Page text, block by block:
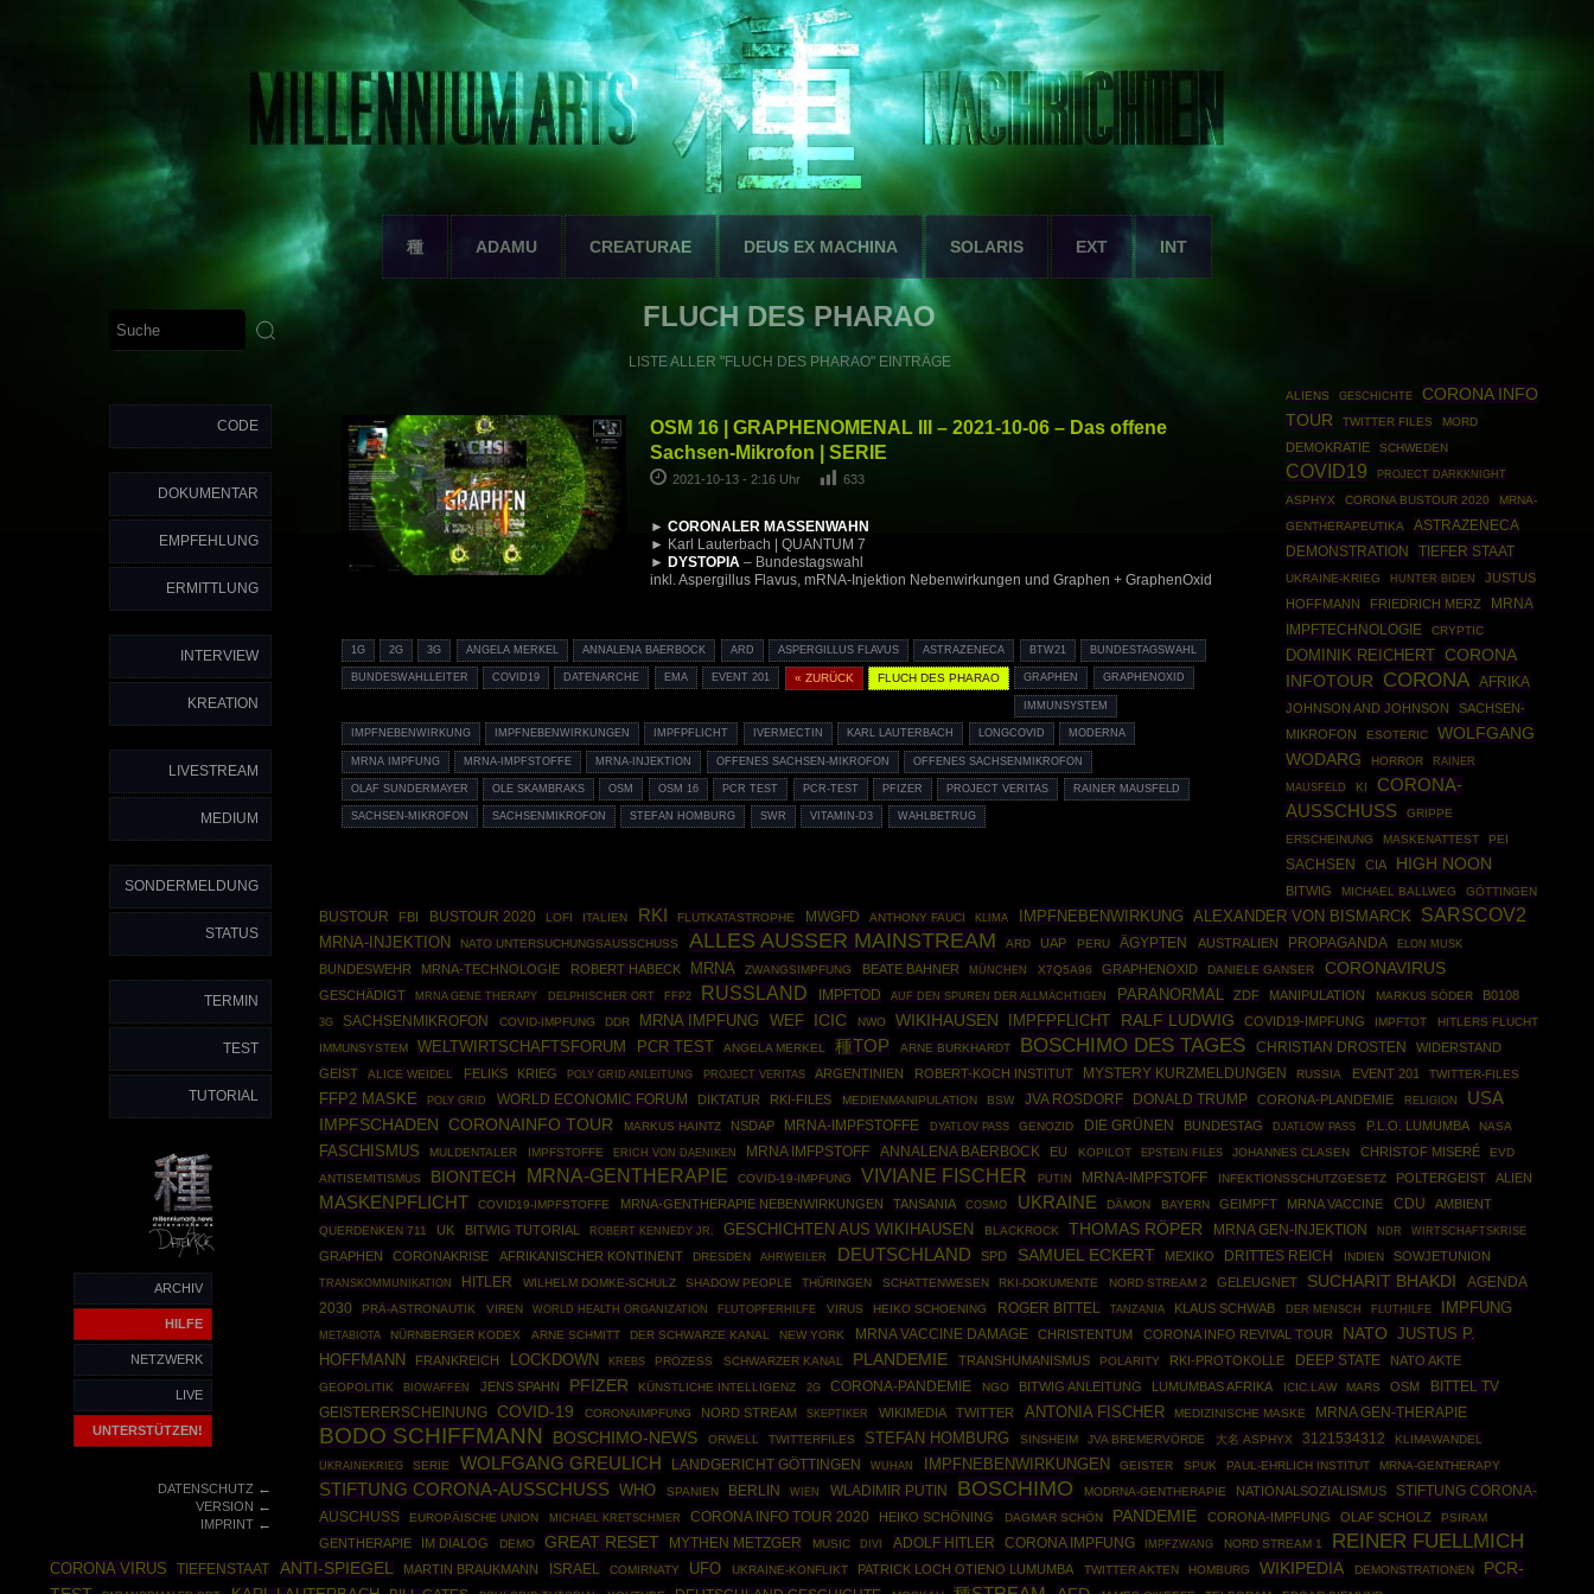
種 ADAMU CREATURAE DEUS EX MACHINA SOLARIS EXT INT
CODE
DOKUMENTAR
EMPFEHLUNG
ERMITTLUNG
INTERVIEW
KREATION
LIVESTREAM
MEDIUM
SONDERMELDUNG
STATUS
TERMIN
TEST
TUTORIAL
ARCHIV
HILFE
NETZWERK
LIVE
UNTERSTÜTZEN!
DATENSCHUTZ←
VERSION ←
IMPRINT←
FLUCH DES PHARAO
LISTE ALLER "FLUCH DES PHARAO" EINTRÄGE
OSM 16 | GRAPHENOMENAL III – 2021-10-06 – Das offene
Sachsen-Mikrofon | SERIE
2021-10-13 - 2:16 Uhr 633
► CORONALER MASSENWAHN
► Karl Lauterbach | QUANTUM 7
► DYSTOPIA– Bundestagswahl
inkl. Aspergillus Flavus, mRNA-Injektion Nebenwirkungen und Graphen + GraphenOxid
1G 2G 3G ANGELA MERKEL ANNALENA BAERBOCK ARD ASPERGILLUS FLAVUS ASTRAZENECA BTW21 BUNDESTAGSWAHL
BUNDESWAHLLEITER COVID19 DATENARCHE EMA EVENT 201 « ZURÜCK FLUCH DES PHARAO GRAPHEN GRAPHENOXID
IMMUNSYSTEM
IMPFNEBENWIRKUNG IMPFNEBENWIRKUNGEN IMPFPFLICHT IVERMECTIN KARL LAUTERBACH LONGCOVID MODERNA
MRNA IMPFUNG MRNA-IMPFSTOFFE MRNA-INJEKTION OFFENES SACHSEN-MIKROFON OFFENES SACHSENMIKROFON
OLAF SUNDERMAYER OLE SKAMBRAKS OSM OSM 16 PCR TEST PCR-TEST PFIZER PROJECT VERITAS RAINER MAUSFELD
SACHSEN-MIKROFON SACHSENMIKROFON STEFAN HOMBURG SWR VITAMIN-D3 WAHLBETRUG
ALIENS GESCHICHTE
CORONA INFO
TOUR
TWITTER FILES MORD
DEMOKRATIE SCHWEDEN
COVID19
PROJECT DARKKNIGHT
ASPHYX
CORONA BUSTOUR 2020
MRNA-
GENTHERAPEUTIKA
ASTRAZENECA
DEMONSTRATION
TIEFER STAAT
UKRAINE-KRIEG HUNTER BIDEN
JUSTUS
HOFFMANN
FRIEDRICH MERZ
MRNA
IMPFTECHNOLOGIE
CRYPTIC
DOMINIK REICHERT
CORONA
INFOTOUR
CORONA AFRIKA
JOHNSON AND JOHNSON
SACHSEN-
MIKROFON
ESOTERIC
WOLFGANG
WODARG
HORROR
RAINER
MAUSFELD
KI
CORONA-
AUSSCHUSS
GRIPPE
ERSCHEINUNG
MASKENATTEST PEI
SACHSEN CIA HIGH NOON
BITWIG MICHAEL BALLWEG GÖTTINGEN
BUSTOUR FBI BUSTOUR 2020 LOFI ITALIEN RKI FLUTKATASTROPHE MWGFD ANTHONY FAUCI KLIMA IMPFNEBENWIRKUNG ALEXANDER VON BISMARCK SARSCOV2
MRNA-INJEKTION NATO UNTERSUCHUNGSAUSSCHUSS ALLES AUSSER MAINSTREAM ARD UAP PERU ÄGYPTEN AUSTRALIEN PROPAGANDA ELON MUSK
BUNDESWEHR MRNA-TECHNOLOGIE ROBERT HABECK MRNA ZWANGSIMPFUNG BEATE BAHNER MÜNCHEN X7Q5A96 GRAPHENOXID DANIELE GANSER CORONAVIRUS
GESCHÄDIGT MRNA GENE THERAPY DELPHISCHER ORT FFP2 RUSSLAND IMPFTOD AUF DEN SPUREN DER ALLMÄCHTIGEN PARANORMAL ZDF MANIPULATION MARKUS SÖDER B0108
3G SACHSENMIKROFON COVID-IMPFUNG DDR MRNA IMPFUNG WEF ICIC NWO WIKIHAUSEN IMPFPFLICHT RALF LUDWIG COVID19-IMPFUNG IMPFTOT
HITLERS FLUCHT
IMMUNSYSTEM
WELTWIRTSCHAFTSFORUM PCR TEST ANGELA MERKEL 種TOP ARNE BURKHARDT BOSCHIMO DES TAGES CHRISTIAN DROSTEN
WIDERSTAND
GEIST
ALICE WEIDEL FELIKS KRIEG POLY GRID ANLEITUNG PROJECT VERITAS ARGENTINIEN ROBERT-KOCH INSTITUT MYSTERY KURZMELDUNGEN RUSSIA EVENT 201 TWITTER-FILES
FFP2 MASKE POLY GRID WORLD ECONOMIC FORUM DIKTATUR RKI-FILES MEDIENMANIPULATION BSW JVA ROSDORF DONALD TRUMP CORONA-PLANDEMIE RELIGION USA
IMPFSCHADEN CORONAINFO TOUR MARKUS HAINTZ NSDAP MRNA-IMPFSTOFFE DYATLOV PASS GENOZID DIE GRÜNEN BUNDESTAG DJATLOW PASS P.L.O. LUMUMBA NASA
FASCHISMUS MULDENTALER IMPFSTOFFE ERICH VON DAENIKEN MRNA IMFPSTOFF ANNALENA BAERBOCK EU KOPILOT EPSTEIN FILES JOHANNES CLASEN CHRISTOF MISERÉ
EVD
ANTISEMITISMUS
BIONTECH MRNA-GENTHERAPIE COVID-19-IMPFUNG VIVIANE FISCHER PUTIN MRNA-IMPFSTOFF INFEKTIONSSCHUTZGESETZ POLTERGEIST ALIEN
MASKENPFLICHT COVID19-IMPFSTOFFE MRNA-GENTHERAPIE NEBENWIRKUNGEN TANSANIA COSMO UKRAINE DÄMON BAYERN GEIMPFT MRNA VACCINE CDU AMBIENT
QUERDENKEN 711 UK BITWIG TUTORIAL ROBERT KENNEDY JR. GESCHICHTEN AUS WIKIHAUSEN BLACKROCK THOMAS RÖPER MRNA GEN-INJEKTION NDR WIRTSCHAFTSKRISE
GRAPHEN CORONAKRISE AFRIKANISCHER KONTINENT DRESDEN AHRWEILER DEUTSCHLAND SPD SAMUEL ECKERT MEXIKO DRITTES REICH INDIEN SOWJETUNION
TRANSKOMMUNIKATION HITLER WILHELM DOMKE-SCHULZ SHADOW PEOPLE THÜRINGEN SCHATTENWESEN RKI-DOKUMENTE NORD STREAM 2 GELEUGNET SUCHARIT BHAKDI
AGENDA
2030
PRÄ-ASTRONAUTIK VIREN WORLD HEALTH ORGANIZATION FLUTOPFERHILFE VIRUS HEIKO SCHOENING ROGER BITTEL TANZANIA KLAUS SCHWAB DER MENSCH FLUTHILFE IMPFUNG
METABIOTA NÜRNBERGER KODEX ARNE SCHMITT DER SCHWARZE KANAL NEW YORK MRNA VACCINE DAMAGE CHRISTENTUM CORONA INFO REVIVAL TOUR NATO
JUSTUS P.
HOFFMANN
FRANKREICH LOCKDOWN KREBS PROZESS SCHWARZER KANAL PLANDEMIE TRANSHUMANISMUS POLARITY RKI-PROTOKOLLE DEEP STATE NATO AKTE
GEOPOLITIK BIOWAFFEN JENS SPAHN PFIZER KÜNSTLICHE INTELLIGENZ 2G CORONA-PANDEMIE NGO BITWIG ANLEITUNG LUMUMBAS AFRIKA ICIC.LAW MARS OSM BITTEL TV
GEISTERERSCHEINUNG COVID-19 CORONAIMPFUNG NORD STREAM SKEPTIKER WIKIMEDIA TWITTER ANTONIA FISCHER MEDIZINISCHE MASKE MRNA GEN-THERAPIE
BODO SCHIFFMANN BOSCHIMO-NEWS ORWELL TWITTERFILES STEFAN HOMBURG SINSHEIM JVA BREMERVÖRDE 大名 ASPHYX 3121534312
KLIMAWANDEL
UKRAINEKRIEG
SERIE WOLFGANG GREULICH LANDGERICHT GÖTTINGEN WUHAN IMPFNEBENWIRKUNGEN GEISTER SPUK PAUL-EHRLICH INSTITUT MRNA-GENTHERAPY
STIFTUNG CORONA-AUSSCHUSS WHO SPANIEN BERLIN WIEN WLADIMIR PUTIN BOSCHIMO MODRNA-GENTHERAPIE NATIONALSOZIALISMUS
STIFTUNG CORONA-
AUSCHUSS
EUROPÄISCHE UNION MICHAEL KRETSCHMER CORONA INFO TOUR 2020 HEIKO SCHÖNING DAGMAR SCHÖN PANDEMIE CORONA-IMPFUNG OLAF SCHOLZ PSIRAM
GENTHERAPIE IM DIALOG DEMO GREAT RESET MYTHEN METZGER MUSIC DIVI ADOLF HITLER CORONA IMPFUNG IMPFZWANG NORD STREAM 1 REINER FUELLMICH
CORONA VIRUS TIEFENSTAAT ANTI-SPIEGEL MARTIN BRAUKMANN ISRAEL COMIRNATY UFO UKRAINE-KONFLIKT PATRICK LOCH OTIENO LUMUMBA TWITTER AKTEN HOMBURG WIKIPEDIA DEMONSTRATIONEN
PCR-